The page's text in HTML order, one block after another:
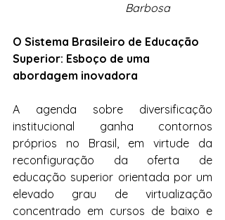
Barbosa
O Sistema Brasileiro de Educação
Superior: Esboço de uma
abordagem inovadora
A agenda sobre diversificação
institucional ganha contornos
próprios no Brasil, em virtude da
reconfiguração da oferta de
educação superior orientada por um
elevado grau de virtualização
concentrado em cursos de baixo e